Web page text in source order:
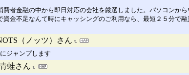
者金融の中から即日対応の会社を厳選しました。パソコンか
金不足なんて時にキャッシングのご利用なら、最短２５分で融
（ノッツ）さん
ジャンプします
青蛙さん